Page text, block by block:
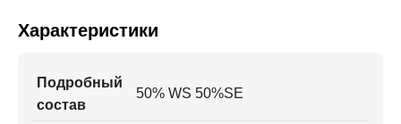
Характеристики
Подробный
состав
50% WS 50%SE